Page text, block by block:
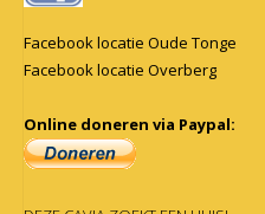
Facebook locatie Oude Tonge
Facebook locatie Overberg
Online doneren via Paypal: